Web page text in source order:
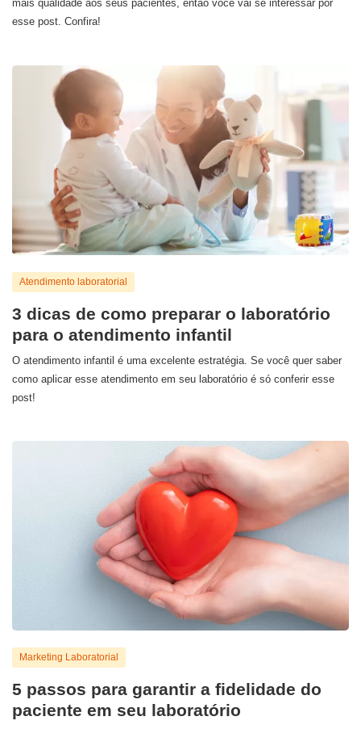
mais qualidade aos seus pacientes, então você vai se interessar por
esse post. Confira!
Atendimento laboratorial
3 dicas de como preparar o laboratório
para o atendimento infantil
O atendimento infantil é uma excelente estratégia. Se você quer saber
como aplicar esse atendimento em seu laboratório é só conferir esse
post!
Marketing Laboratorial
5 passos para garantir a fidelidade do
paciente em seu laboratório